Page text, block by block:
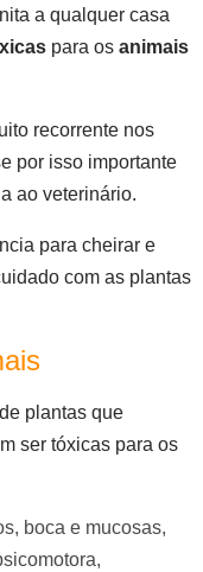
a qualquer casa
para os animais
recorrente nos
por isso importante
ao veterinário.
para cheirar e
com as plantas
plantas que
ser tóxicas para os
boca e mucosas,